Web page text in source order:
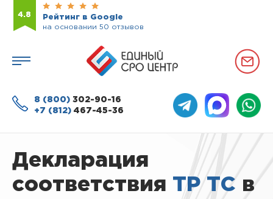
4.8
Рейтинг в Google
на основании 50 отзывов
8 (800) 302-90-16
+7 (812) 467-45-36
Декларация
соответствия ТР ТС в